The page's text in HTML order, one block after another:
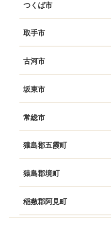
つくば市
取手市
古河市
坂東市
常総市
猿島郡五霞町
猿島郡境町
稲敷郡阿見町